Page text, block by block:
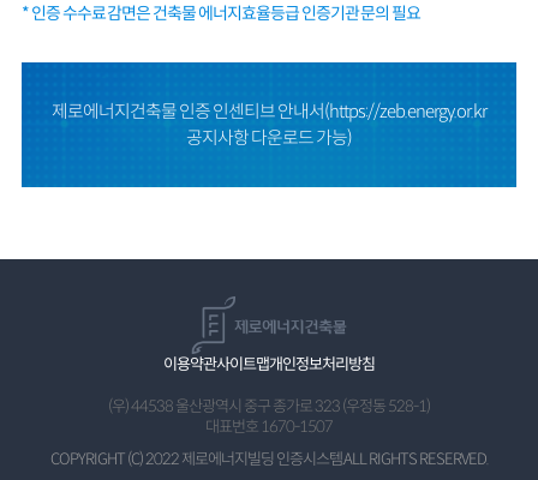
* 인증 수수료 감면은 건축물 에너지효율등급 인증기관 문의 필요
제로에너지건축물 인증 인센티브 안내서(https://zeb.energy.or.kr
공지사항 다운로드 가능)
이용약관사이트맵개인정보처리방침
(우) 44538 울산광역시 중구 종가로 323 (우정동 528-1)
대표번호 1670-1507
COPYRIGHT (C) 2022 제로에너지빌딩 인증시스템.ALL RIGHTS RESERVED.